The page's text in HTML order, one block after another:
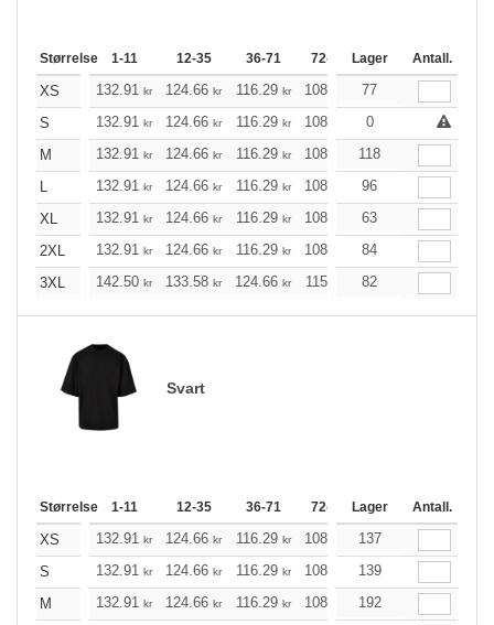
Størrelse 1-11 12-35 36-71 72-143 144-287
Lager Antall.
XS 132.91 kr 124.66 kr 116.29 kr 108.04
77
S
132.91 kr 124.66 kr 116.29 kr 108.04 95.56
0
M
132.91 kr 124.66 kr 116.29 kr 108.04 kr 99.68
118
L
132.91 kr 124.66 kr 116.29 kr 108.04
96
XL
132.91 kr 124.66 kr 116.29 kr 108.04
63
2XL
132.91 kr 124.66 kr 116.29 kr 108.04
84
3XL
142.50 kr 133.58 kr 124.66 kr 115.85 106.93
82
Svart
Størrelse 1-11 12-35 36-71 72-143 144-287
Lager Antall.
XS 132.91 kr 124.66 kr 116.29 kr 108.04 kr 99.68
137
S
132.91 kr 124.66 kr 116.29 kr 108.04 kr 99.68
139
M
132.91 kr 124.66 kr 116.29 kr 108.04 kr 99.68
192